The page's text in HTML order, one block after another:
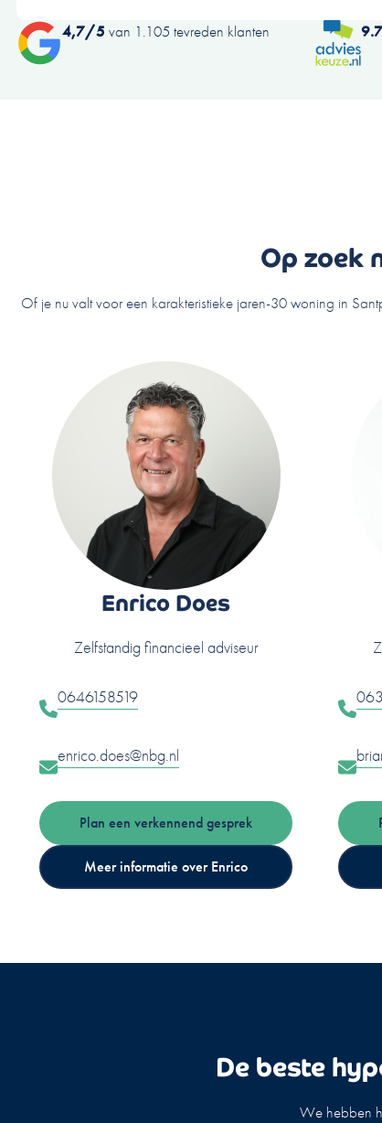
4,7/5 van 1.105 tevreden klanten
Op zoek
Of je nu valt voor een karakteristieke jaren-30 woning in
Enrico Does
Zelfstandig financieel adviseur
0646158519
enrico.does@nbg.nl
Plan een verkennend gesprek
Meer informatie over Enrico
De beste
We hebben